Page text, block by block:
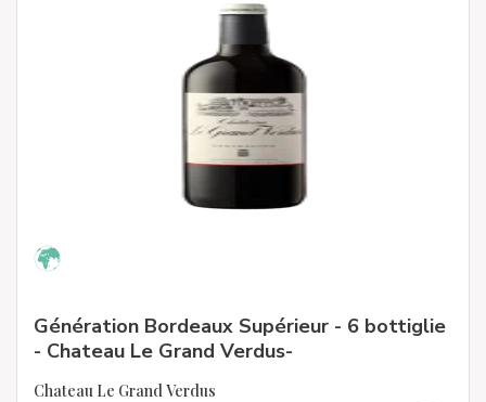
Génération Bordeaux Supérieur - 6 bottiglie
- Chateau Le Grand Verdus-
Chateau Le Grand Verdus